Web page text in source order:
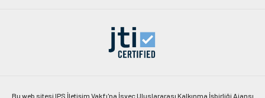
Bu web sitesi IPS İletişim Vakfı'na İsveç Uluslararası Kalkınma İşbirliği Ajansı